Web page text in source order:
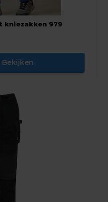
kniezakken 979
Bekijken